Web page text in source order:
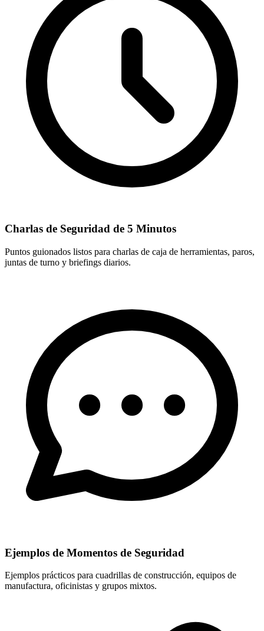
Charlas de Seguridad de 5 Minutos
Puntos guionados listos para charlas de caja de herramientas, paros,
juntas de turno y briefings diarios.
Ejemplos de Momentos de Seguridad
Ejemplos prácticos para cuadrillas de construcción, equipos de
manufactura, oficinistas y grupos mixtos.